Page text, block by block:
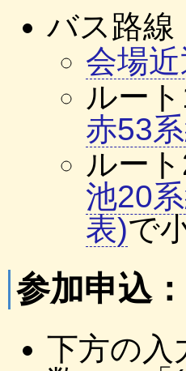
バス路線
会場
ルー
赤53
ルー
池20
表)で
参加申込：
下方の入